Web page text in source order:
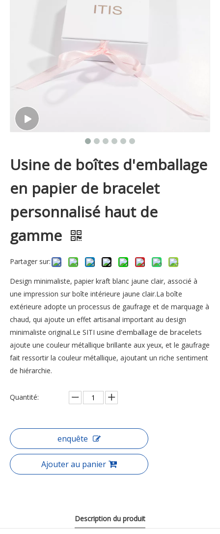
Usine de boîtes d'emballage
en papier de bracelet
personnalisé haut de
gamme
Partager sur:
Design minimaliste, papier kraft blanc jaune clair, associé à
une impression sur boîte intérieure jaune clair.La boîte
extérieure adopte un processus de gaufrage et de marquage à
chaud, qui ajoute un effet artisanal important au design
minimaliste original.Le SITI usine d'emballage de bracelets
ajoute une couleur métallique brillante aux yeux, et le gaufrage
fait ressortir la couleur métallique, ajoutant un riche sentiment
de hiérarchie.
Quantité:
enquête
Ajouter au panier
Description du produit